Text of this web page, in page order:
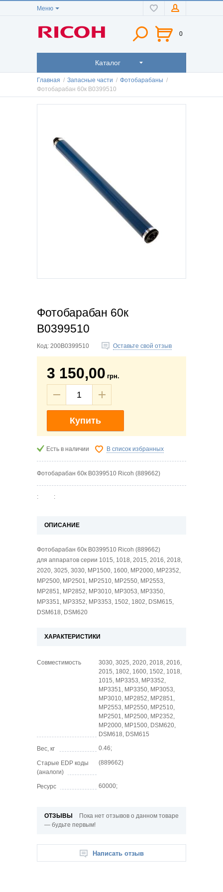
Меню
0
Каталог
Главная / Запасные части / Фотобарабаны /
Фотобарабан 60к B0399510
Фотобарабан 60к
B0399510
Код: 200B0399510 Оставьте свой отзыв
3 150,00 грн.
Купить
Есть в наличии В список избранных
Фотобарабан 60к B0399510 Ricoh (889662)
: :
ОПИСАНИЕ
Фотобарабан 60к B0399510 Ricoh (889662)
для аппаратов серии 1015, 1018, 2015, 2016, 2018,
2020, 3025, 3030, MP1500, 1600, MP2000, MP2352,
MP2500, MP2501, MP2510, MP2550, MP2553,
MP2851, MP2852, MP3010, MP3053, MP3350,
MP3351, MP3352, MP3353, 1502, 1802, DSM615,
DSM618, DSM620
ХАРАКТЕРИСТИКИ
Совместимость
3030, 3025, 2020, 2018, 2016,
2015, 1802, 1600, 1502, 1018,
1015, MP3353, MP3352,
MP3351, MP3350, MP3053,
MP3010, MP2852, MP2851,
MP2553, MP2550, MP2510,
MP2501, MP2500, MP2352,
MP2000, MP1500, DSM620,
DSM618, DSM615
Вес, кг 0.46;
Старые EDP коды
(аналоги)
(889662)
Ресурс 60000;
ОТЗЫВЫ
Пока нет отзывов о данном товаре
— будьте первым!
Написать отзыв